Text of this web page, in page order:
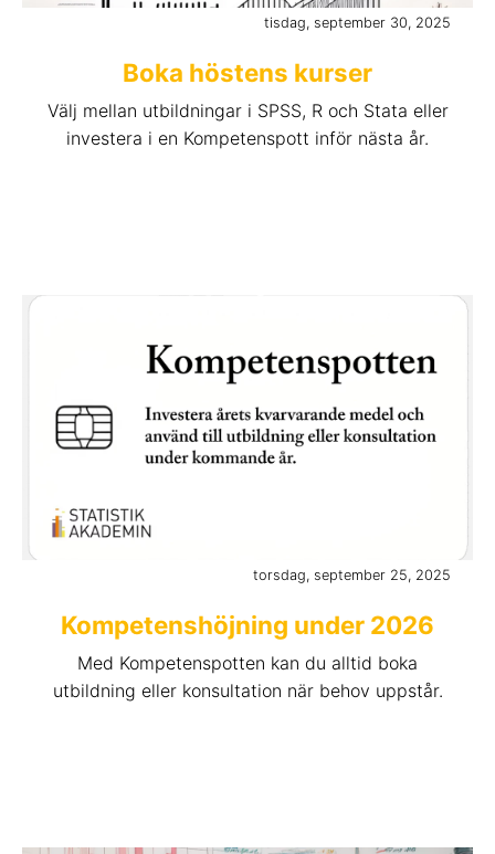
tisdag, september 30, 2025
Boka höstens kurser
Välj mellan utbildningar i SPSS, R och Stata eller
investera i en Kompetenspott inför nästa år.
torsdag, september 25, 2025
Kompetenshöjning under 2026
Med Kompetenspotten kan du alltid boka
utbildning eller konsultation när behov uppstår.